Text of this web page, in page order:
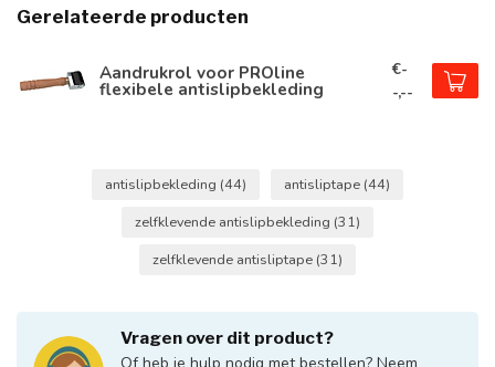
Gerelateerde producten
Aandrukrol voor PROline
flexibele antislipbekleding
€-
-,--
antislipbekleding (44) antisliptape (44)
zelfklevende antislipbekleding (31)
zelfklevende antisliptape (31)
Vragen over dit product?